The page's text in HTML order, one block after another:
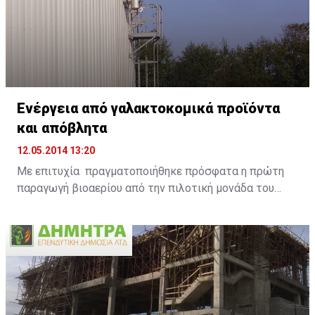
Ενέργεια από γαλακτοκομικά προϊόντα
και απόβλητα
12.05.2014 13:20
Με επιτυχία πραγματοποιήθηκε πρόσφατα η πρώτη
παραγωγή βιοαερίου από την πιλοτική μονάδα του
διαχείρισης ληγμένων γαλακτοκομικών προϊόντων
στην εξειδικευμένη μονάδα της ANIMALIA GENETICS
στο χωριό Μαρκί. Το σημαντικό αυτό περιβαλλοντικό
έργο υλοποιείται στο πλαίσιο του Ευρωπαϊκού
προγράμματος LIFE+ DAIRIUS με τίτλο «Αειφόρος
διαχείριση ληγμένων γαλακτοκομικών προϊόντων με